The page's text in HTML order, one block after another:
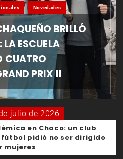
Novedades
BRILLÓ
LA ESCUELA
CUATRO
PRIX II
julio de 2026
en Chaco: un club
fútbol pidió no ser dirigido
mujeres